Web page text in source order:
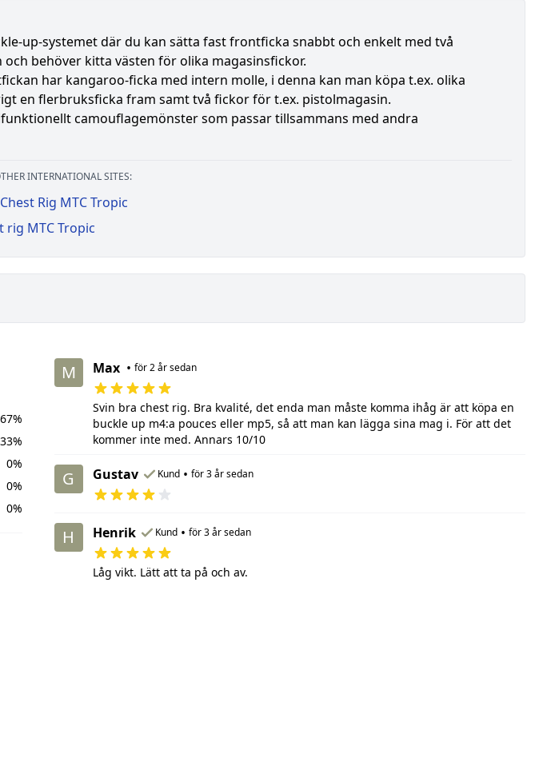
up-systemet där du kan sätta fast frontficka snabbt och enkelt med två
behöver kitta västen för olika magasinsfickor.
har kangaroo-ficka med intern molle, i denna kan man köpa t.ex. olika
en flerbruksficka fram samt två fickor för t.ex. pistolmagasin.
camouflagemönster som passar tillsammans med andra
INTERNATIONAL SITES:
Rig MTC Tropic
rig MTC Tropic
67%
33%
0%
0%
0%
M Max • för 2 år sedan
Svin bra chest rig. Bra kvalité, det enda man måste komma ihåg är att köpa en
buckle up m4:a pouces eller mp5, så att man kan lägga sina mag i. För att det
kommer inte med. Annars 10/10
G Gustav Kund • för 3 år sedan
H Henrik Kund • för 3 år sedan
Låg vikt. Lätt att ta på och av.